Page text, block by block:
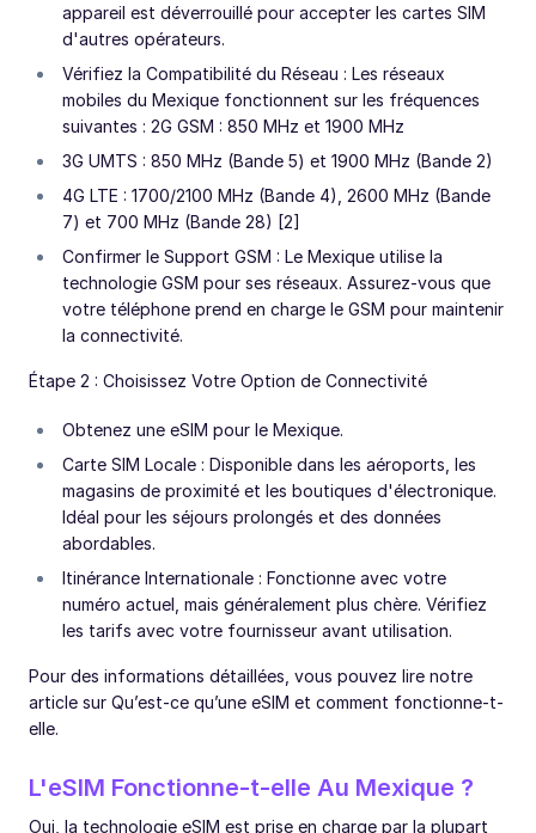
appareil est déverrouillé pour accepter les cartes SIM
d'autres opérateurs.
Vérifiez la Compatibilité du Réseau : Les réseaux
mobiles du Mexique fonctionnent sur les fréquences
suivantes : 2G GSM : 850 MHz et 1900 MHz
3G UMTS : 850 MHz (Bande 5) et 1900 MHz (Bande 2)
4G LTE : 1700/2100 MHz (Bande 4), 2600 MHz (Bande
7) et 700 MHz (Bande 28) [2]
Confirmer le Support GSM : Le Mexique utilise la
technologie GSM pour ses réseaux. Assurez-vous que
votre téléphone prend en charge le GSM pour maintenir
la connectivité.
Étape 2 : Choisissez Votre Option de Connectivité
Obtenez une eSIM pour le Mexique.
Carte SIM Locale : Disponible dans les aéroports, les
magasins de proximité et les boutiques d'électronique.
Idéal pour les séjours prolongés et des données
abordables.
Itinérance Internationale : Fonctionne avec votre
numéro actuel, mais généralement plus chère. Vérifiez
les tarifs avec votre fournisseur avant utilisation.
Pour des informations détaillées, vous pouvez lire notre
article sur Qu’est-ce qu’une eSIM et comment fonctionne-t-
elle.
L'eSIM Fonctionne-t-elle Au Mexique ?
Oui, la technologie eSIM est prise en charge par la plupart